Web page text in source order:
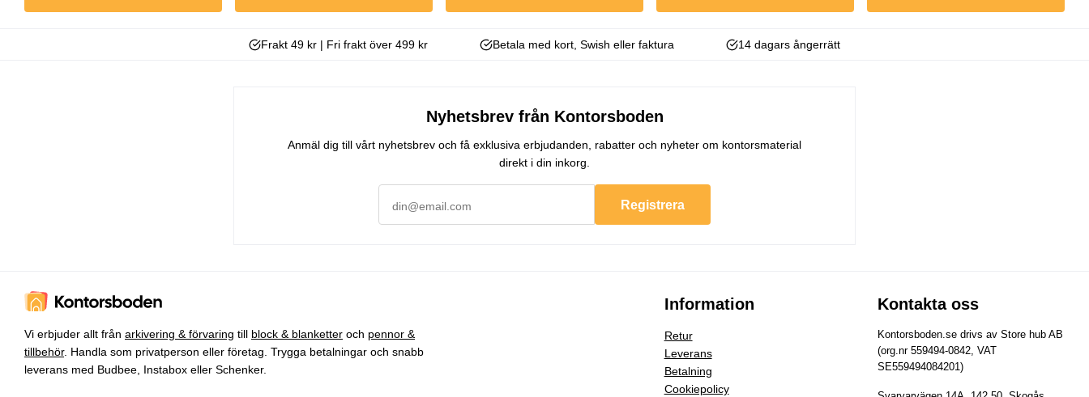
Frakt 49 kr | Fri frakt över 499 kr Betala med kort, Swish eller faktura 14 dagars ångerrätt
Nyhetsbrev från Kontorsboden
Anmäl dig till vårt nyhetsbrev och få exklusiva erbjudanden, rabatter och nyheter om kontorsmaterial
direkt i din inkorg.
Registrera
Vi erbjuder allt från arkivering & förvaring till block & blanketter och pennor &
tillbehör. Handla som privatperson eller företag. Trygga betalningar och snabb
leverans med Budbee, Instabox eller Schenker.
Information
Retur
Leverans
Betalning
Cookiepolicy
Kontakta oss
Kontorsboden.se drivs av Store hub AB
(org.nr 559494-0842, VAT
SE559494084201)